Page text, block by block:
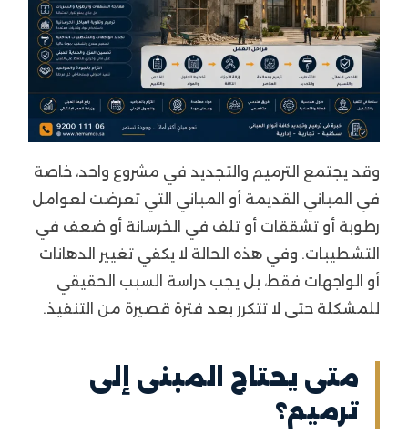
وقد يجتمع الترميم والتجديد في مشروع واحد، خاصة
في المباني القديمة أو المباني التي تعرضت لعوامل
رطوبة أو تشققات أو تلف في الخرسانة أو ضعف في
التشطيبات. وفي هذه الحالة لا يكفي تغيير الدهانات
أو الواجهات فقط، بل يجب دراسة السبب الحقيقي
للمشكلة حتى لا تتكرر بعد فترة قصيرة من التنفيذ.
متى يحتاج المبنى إلى
ترميم؟